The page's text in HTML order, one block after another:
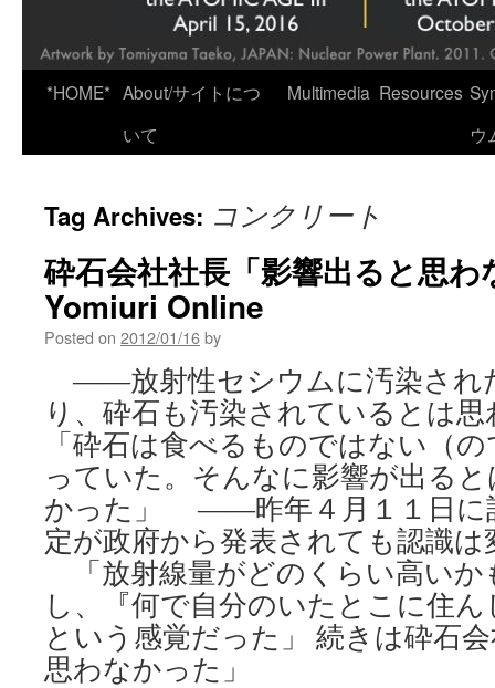
*HOME* About/サイトにつ
いて
Multimedia Resources
ウ
Tag Archives: コンクリート
砕石会社社長「影響出ると思
Yomiuri Online
Posted on 2012/01/16by
――放射性セシウムに汚染され
り、砕石も汚染されているとは
「砕石は食べるものではない（
っていた。そんなに影響が出る
かった」 ――昨年４月１１日に
定が政府から発表されても認識
「放射線量がどのくらい高いか
し、『何で自分のいたとこに住
という感覚だった」 続きは砕石
思わなかった」